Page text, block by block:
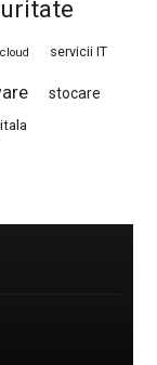
servicii IT
stocare